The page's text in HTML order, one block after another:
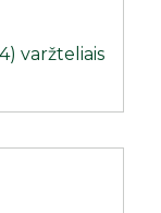
varžteliais